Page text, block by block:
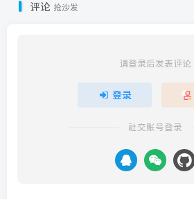
评论 抢沙发
请登录后发表评论
登录
社交账号登录